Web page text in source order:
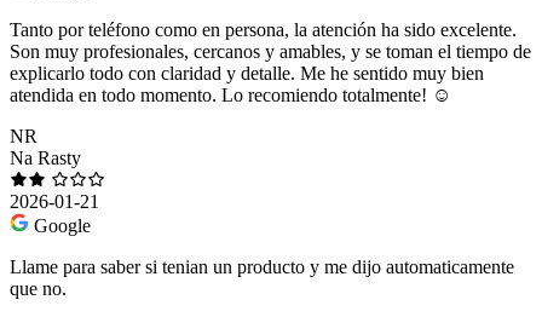
Tanto por teléfono como en persona, la atención ha sido excelente.
Son muy profesionales, cercanos y amables, y se toman el tiempo de
explicarlo todo con claridad y detalle. Me he sentido muy bien
atendida en todo momento. Lo recomiendo totalmente! ☺️
NR
Na Rasty
2026-01-21
Google
Llame para saber si tenian un producto y me dijo automaticamente
que no.